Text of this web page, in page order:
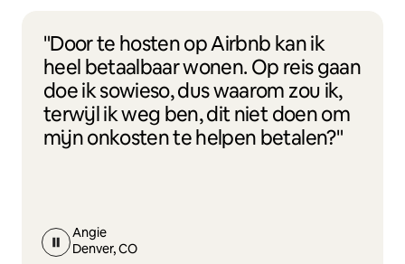
"Door te hosten op Airbnb kan ik
heel betaalbaar wonen. Op reis gaan
doe ik sowieso, dus waarom zou ik,
terwijl ik weg ben, dit niet doen om
mijn onkosten te helpen betalen?"
Angie
Denver, CO